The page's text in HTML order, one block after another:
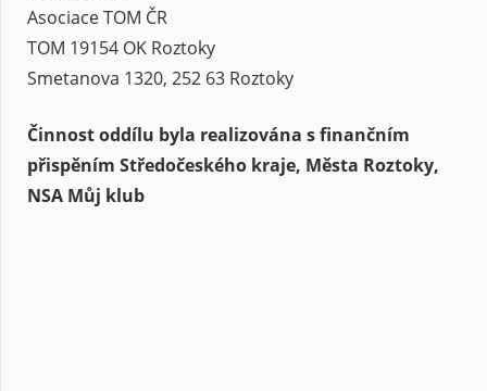
Asociace TOM ČR
TOM 19154 OK Roztoky
Smetanova 1320, 252 63 Roztoky
Činnost oddílu byla realizována s finančním
přispěním Středočeského kraje, Města Roztoky,
NSA Můj klub